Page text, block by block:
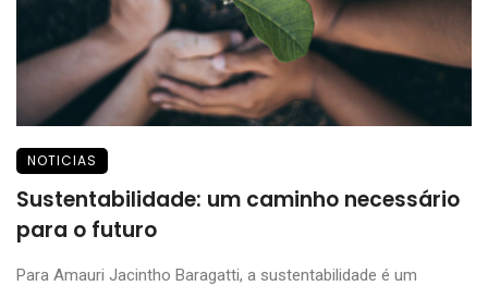
NOTICIAS
Sustentabilidade: um caminho necessário
para o futuro
Para Amauri Jacintho Baragatti, a sustentabilidade é um